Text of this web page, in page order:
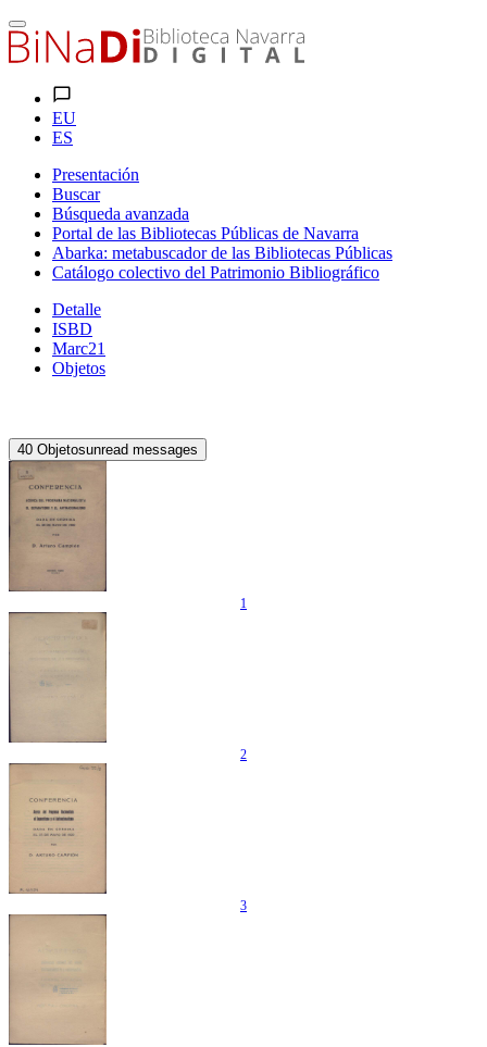
EU
ES
Presentación
Buscar
Búsqueda avanzada
Portal de las Bibliotecas Públicas de Navarra
Abarka: metabuscador de las Bibliotecas Públicas
Catálogo colectivo del Patrimonio Bibliográfico
Detalle
ISBD
Marc21
Objetos
40 Objetosunread messages
1
2
3